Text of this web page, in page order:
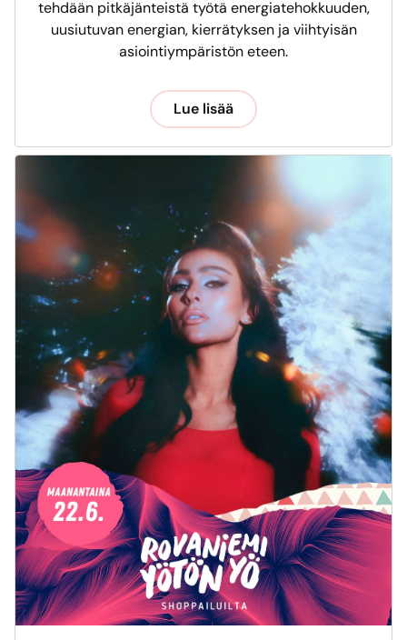
tehdään pitkäjänteistä työtä energiatehokkuuden,
uusiutuvan energian, kierrätyksen ja viihtyisän
asiointiympäristön eteen.
Lue lisää